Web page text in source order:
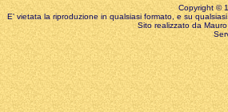
Copyright ©
E' vietata la riproduzione in qualsiasi formato, e su
Sito realizzato da